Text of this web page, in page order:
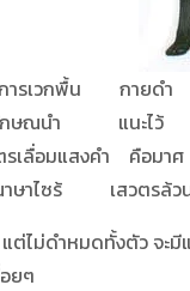
กายดำ
แนะไว้
คำ คือมาศ
ตรล้วนรอบ
ไม่ดำหมดทั้งตัว จะ
ยๆ